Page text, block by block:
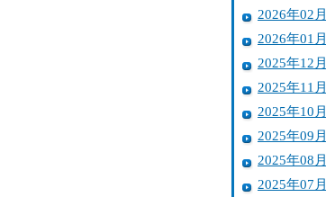
2026年02月
2026年01月
2025年12月
2025年11月
2025年10月
2025年09月
2025年08月
2025年07月